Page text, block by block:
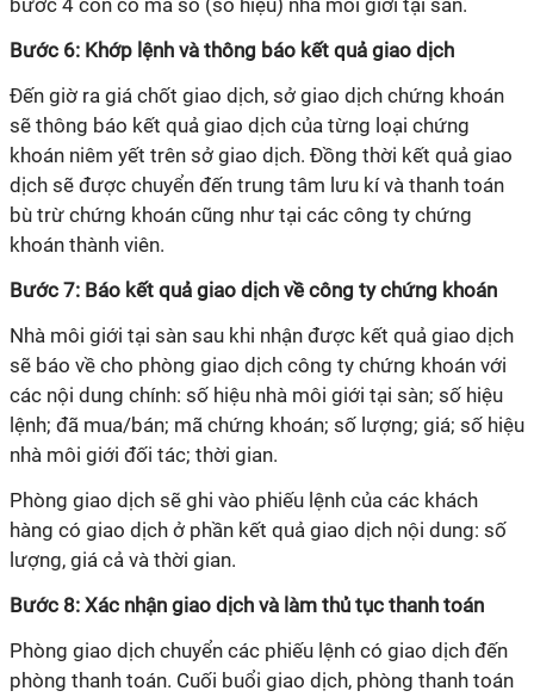
bước 4 còn có mã số (số hiệu) nhà môi giới tại sàn.
Bước 6: Khớp lệnh và thông báo kết quả giao dịch
Đến giờ ra giá chốt giao dịch, sở giao dịch chứng khoán
sẽ thông báo kết quả giao dịch của từng loại chứng
khoán niêm yết trên sở giao dịch. Đồng thời kết quả giao
dịch sẽ được chuyển đến trung tâm lưu kí và thanh toán
bù trừ chứng khoán cũng như tại các công ty chứng
khoán thành viên.
Bước 7: Báo kết quả giao dịch về công ty chứng khoán
Nhà môi giới tại sàn sau khi nhận được kết quả giao dịch
sẽ báo về cho phòng giao dịch công ty chứng khoán với
các nội dung chính: số hiệu nhà môi giới tại sàn; số hiệu
lệnh; đã mua/bán; mã chứng khoán; số lượng; giá; số hiệu
nhà môi giới đối tác; thời gian.
Phòng giao dịch sẽ ghi vào phiếu lệnh của các khách
hàng có giao dịch ở phần kết quả giao dịch nội dung: số
lượng, giá cả và thời gian.
Bước 8: Xác nhận giao dịch và làm thủ tục thanh toán
Phòng giao dịch chuyển các phiếu lệnh có giao dịch đến
phòng thanh toán. Cuối buổi giao dịch, phòng thanh toán